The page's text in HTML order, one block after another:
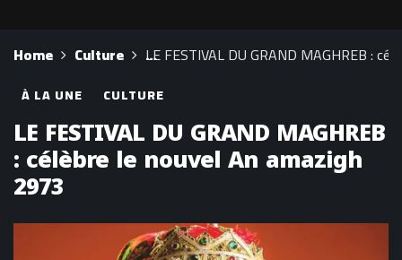
Home Culture LE FESTIVAL DU GRAND MAGHREB :
À LA UNE CULTURE
LE FESTIVAL DU GRAND MAGHREB
: célèbre le nouvel An amazigh
2973